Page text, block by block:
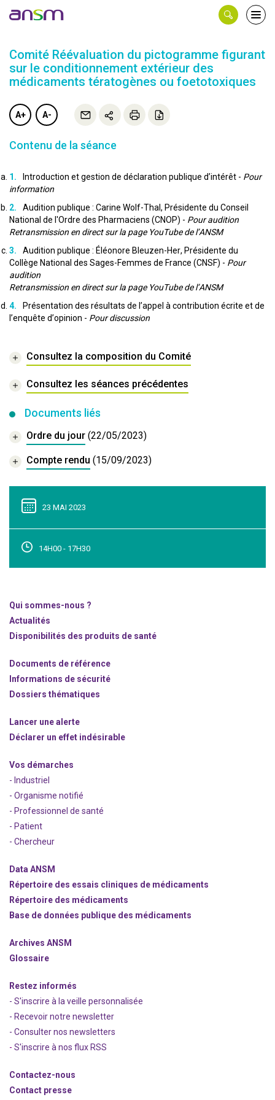
Comité Réévaluation du pictogramme figurant
sur le conditionnement extérieur des
médicaments tératogènes ou foetotoxiques
A+ A-
Contenu de la séance
Introduction et gestion de déclaration publique d’intérêt - Pour
information
Audition publique : Carine Wolf-Thal, Présidente du Conseil
National de l'Ordre des Pharmaciens (CNOP) - Pour audition
Retransmission en direct sur la page YouTube de l’ANSM
Audition publique : Éléonore Bleuzen-Her, Présidente du
Collège National des Sages-Femmes de France (CNSF) - Pour
audition
Retransmission en direct sur la page YouTube de l’ANSM
Présentation des résultats de l’appel à contribution écrite et de
l’enquête d’opinion - Pour discussion
Consultez la composition du Comité
Consultez les séances précédentes
Documents liés
Ordre du jour (22/05/2023)
Compte rendu (15/09/2023)
23 MAI 2023
14H00 - 17H30
Qui sommes-nous ?
Actualités
Disponibilités des produits de santé
Documents de référence
Informations de sécurité
Dossiers thématiques
Lancer une alerte
Déclarer un effet indésirable
Vos démarches
- Industriel
- Organisme notifié
- Professionnel de santé
- Patient
- Chercheur
Data ANSM
Répertoire des essais cliniques de médicaments
Répertoire des médicaments
Base de données publique des médicaments
Archives ANSM
Glossaire
Restez informés
- S'inscrire à la veille personnalisée
- Recevoir notre newsletter
- Consulter nos newsletters
- S'inscrire à nos flux RSS
Contactez-nous
Contact presse